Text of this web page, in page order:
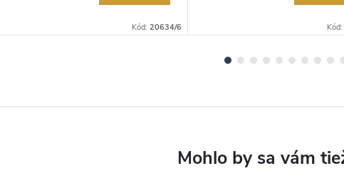
Kód: 20634/6 Kód: